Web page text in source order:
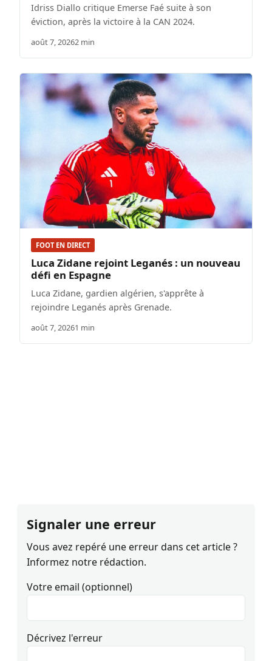
Idriss Diallo critique Emerse Faé suite à son
éviction, après la victoire à la CAN 2024.
août 7, 20262 min
FOOT EN DIRECT
Luca Zidane rejoint Leganés : un nouveau
défi en Espagne
Luca Zidane, gardien algérien, s'apprête à
rejoindre Leganés après Grenade.
août 7, 20261 min
Signaler une erreur
Vous avez repéré une erreur dans cet article ?
Informez notre rédaction.
Votre email (optionnel)
Décrivez l'erreur